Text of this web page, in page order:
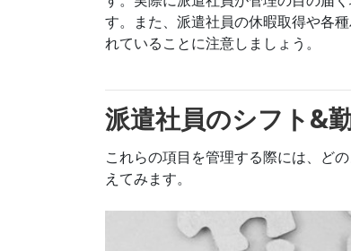
す。また、派遣社員の休暇取得や各
れていることに注意しましょう。
派遣社員のシフト&
これらの項目を管理する際には、ど
えてみます。